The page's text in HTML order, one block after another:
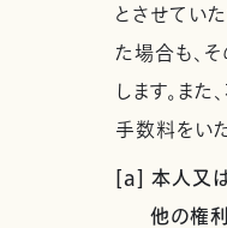
とさせてい
た場合も、
します。ま
手数料をい
[a] 本人又
他の権